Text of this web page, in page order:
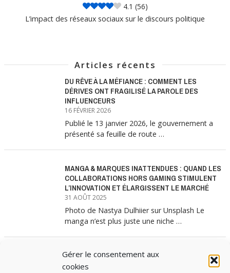
Gérer le consentement aux
cookies
4.1 (56)
L’impact des réseaux sociaux sur le discours politique
Articles récents
DU RÊVE À LA MÉFIANCE : COMMENT LES
DÉRIVES ONT FRAGILISÉ LA PAROLE DES
INFLUENCEURS
16 FÉVRIER 2026
Publié le 13 janvier 2026, le gouvernement a
présenté sa feuille de route …
MANGA & MARQUES INATTENDUES : QUAND LES
COLLABORATIONS HORS GAMING STIMULENT
L’INNOVATION ET ÉLARGISSENT LE MARCHÉ
31 AOÛT 2025
Photo de Nastya Dulhiier sur Unsplash Le
manga n’est plus juste une niche …
MANGA & MARQUES : ANATOMIE D’UNE
ALLIANCE MARKETING GAGNANTE